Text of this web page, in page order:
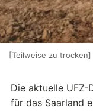
[Teilweise zu trocken]
Die aktuelle
für das Saarland